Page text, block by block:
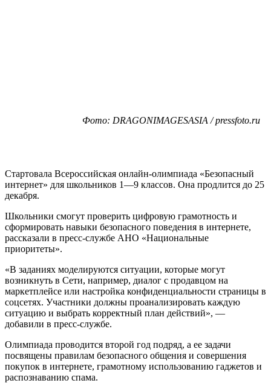
Фото: DRAGONIMAGESASIA / pressfoto.ru
Стартовала Всероссийская онлайн-олимпиада «Безопасный
интернет» для школьников 1—9 классов. Она продлится до 25
декабря.
Школьники смогут проверить цифровую грамотность и
сформировать навыки безопасного поведения в интернете,
рассказали в пресс-службе АНО «Национальные
приоритеты».
«В заданиях моделируются ситуации, которые могут
возникнуть в Сети, например, диалог с продавцом на
маркетплейсе или настройка конфиденциальности страницы в
соцсетях. Участники должны проанализировать каждую
ситуацию и выбрать корректный план действий», —
добавили в пресс-службе.
Олимпиада проводится второй год подряд, а ее задачи
посвящены правилам безопасного общения и совершения
покупок в интернете, грамотному использованию гаджетов и
распознаванию спама.